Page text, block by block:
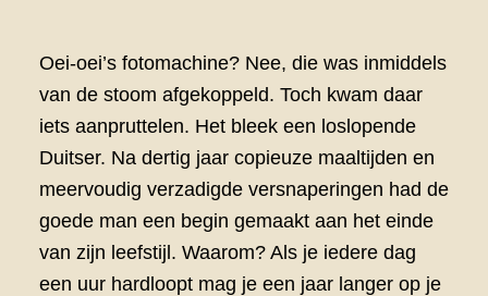
Oei-oei’s fotomachine? Nee, die was inmiddels
van de stoom afgekoppeld. Toch kwam daar
iets aanpruttelen. Het bleek een loslopende
Duitser. Na dertig jaar copieuze maaltijden en
meervoudig verzadigde versnaperingen had de
goede man een begin gemaakt aan het einde
van zijn leefstijl. Waarom? Als je iedere dag
een uur hardloopt mag je een jaar langer op je